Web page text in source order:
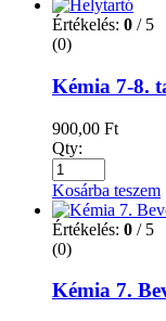
Értékelés: 0 / 5
(0)
Kémia 7-8.
900,00 Ft
Qty:
Kosárba teszem
Értékelés: 0 / 5
(0)
Kémia 7.